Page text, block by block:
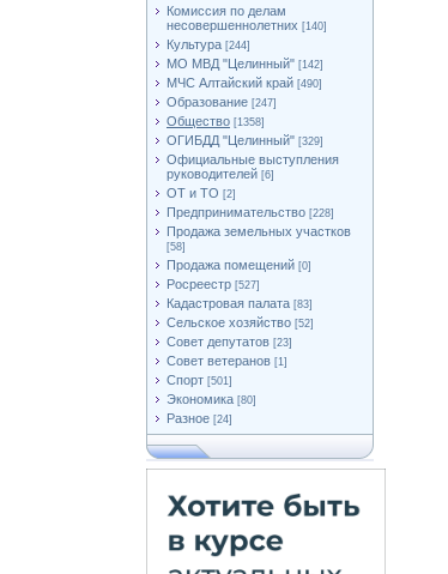
Комиссия по делам
несовершеннолетних [140]
Культура [244]
МО МВД "Целинный" [142]
МЧС Алтайский край [490]
Образование [247]
Общество [1358]
ОГИБДД "Целинный" [329]
Официальные выступления
руководителей [6]
ОТ и ТО [2]
Предпринимательство [228]
Продажа земельных участков
[58]
Продажа помещений [0]
Росреестр [527]
Кадастровая палата [83]
Сельское хозяйство [52]
Совет депутатов [23]
Совет ветеранов [1]
Спорт [501]
Экономика [80]
Разное [24]